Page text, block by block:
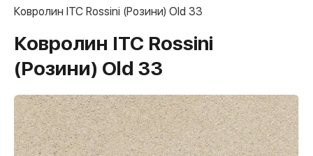
Ковролин ITC Rossini (Розини) Old 33
Ковролин ITC Rossini
(Розини) Old 33